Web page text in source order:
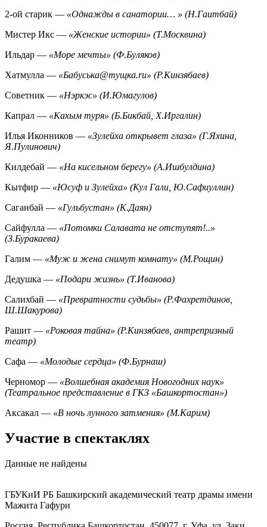
2-ой старик — «Однажды в санатории… » (Н.Гаитбай)
Мистер Икс — «Женские истории» (Т.Москвина)
Ильдар — «Море мечты» (Ф.Буляков)
Хатмулла — «Бабуська@тущка.ru» (Р.Кинзябаев)
Советник — «Нэркэс» (И.Юмагулов)
Капрал — «Кахым туря» (Б.Бикбай, Х.Иргалин)
Илья Иконников — «Зулейха открывет глаза» (Г.Яхина,
Я.Пулинович)
Килдебай — «На кисельном берегу» (А.Ишбулдина)
Кытфир — «Юсуф и Зулейха» (Кул Гали, Ю.Сафиуллин)
Саганбай — «Гульбустан» (К.Даян)
Сайфулла — «Потомки Салавата не отступят!..»
(З.Буракаева)
Галим — «Муж и жена снимут комнату» (М.Рощин)
Дедушка — «Подари жизнь» (Т.Иванова)
Салихбай — «Превратности судьбы» (Р.Фахретдинов,
Ш.Шакурова)
Рашит — «Роковая тайна» (Р.Кинзябаев, антрепризный
театр)
Сафа — «Молодые сердца» (Ф.Бурнаш)
Черномор — «Волшебная академия Новогодних наук»
(Театральное представление в ГКЗ «Башкортостан»)
Аксакал — «В ночь лунного затмения» (М.Карим)
Участие в спектаклях
Данные не найдены
ГБУКиИ РБ Башкирский академический театр драмы имени
Мажита Гафури